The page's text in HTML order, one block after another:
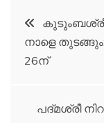
Post
navigation
നാളെ
26ന്
പദ്മശ്രീ